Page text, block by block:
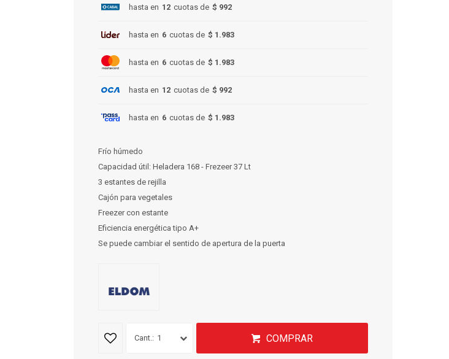
hasta en 12 cuotas de $ 992
hasta en 6 cuotas de $ 1.983
hasta en 6 cuotas de $ 1.983
hasta en 12 cuotas de $ 992
hasta en 6 cuotas de $ 1.983
Frío húmedo
Capacidad útil: Heladera 168 - Frezeer 37 Lt
3 estantes de rejilla
Cajón para vegetales
Freezer con estante
Eficiencia energética tipo A+
Se puede cambiar el sentido de apertura de la puerta
1 COMPRAR